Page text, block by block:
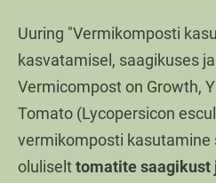
Uuring "Vermikomposti
kasvatamisel, saagikuses
Vermicompost on Growth,
Tomato (Lycopersicon
vermikomposti kasutamine
oluliselttomatite